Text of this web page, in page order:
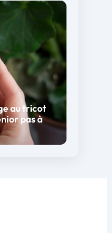
au tricot
pas à